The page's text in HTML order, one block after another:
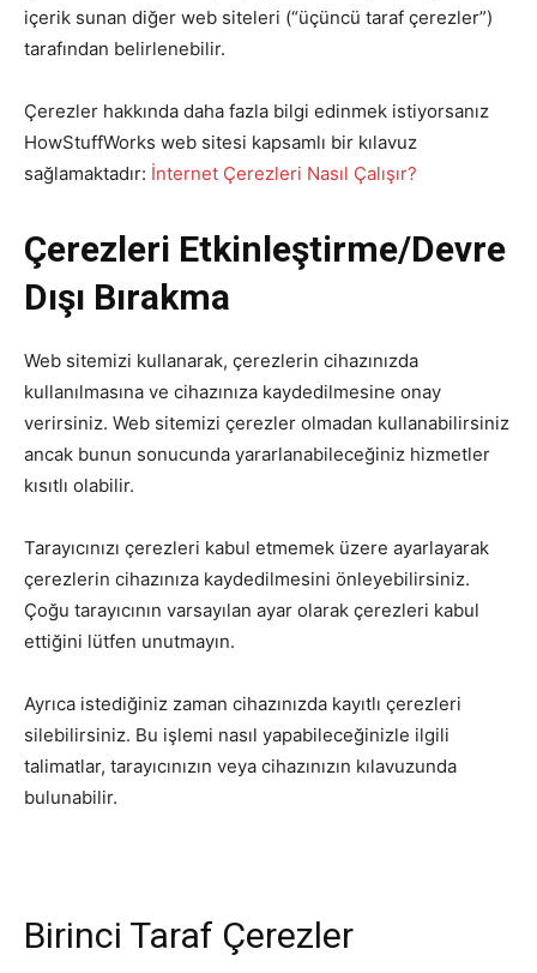
içerik sunan diğer web siteleri (“üçüncü taraf çerezler”)
tarafından belirlenebilir.
Çerezler hakkında daha fazla bilgi edinmek istiyorsanız
HowStuffWorks web sitesi kapsamlı bir kılavuz
sağlamaktadır: İnternet Çerezleri Nasıl Çalışır?
Çerezleri Etkinleştirme/Devre
Dışı Bırakma
Web sitemizi kullanarak, çerezlerin cihazınızda
kullanılmasına ve cihazınıza kaydedilmesine onay
verirsiniz. Web sitemizi çerezler olmadan kullanabilirsiniz
ancak bunun sonucunda yararlanabileceğiniz hizmetler
kısıtlı olabilir.
Tarayıcınızı çerezleri kabul etmemek üzere ayarlayarak
çerezlerin cihazınıza kaydedilmesini önleyebilirsiniz.
Çoğu tarayıcının varsayılan ayar olarak çerezleri kabul
ettiğini lütfen unutmayın.
Ayrıca istediğiniz zaman cihazınızda kayıtlı çerezleri
silebilirsiniz. Bu işlemi nasıl yapabileceğinizle ilgili
talimatlar, tarayıcınızın veya cihazınızın kılavuzunda
bulunabilir.
Birinci Taraf Çerezler